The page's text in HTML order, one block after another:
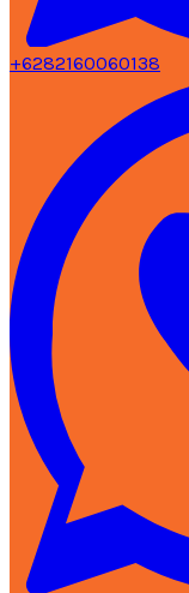
+6282160060138